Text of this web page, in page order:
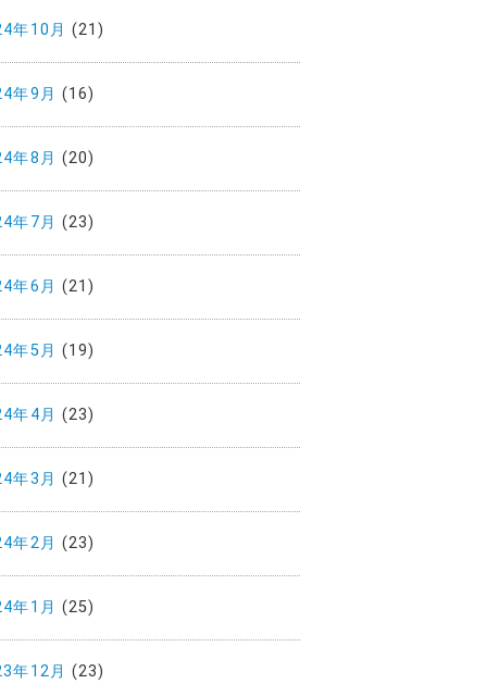
年10月 (21)
年9月 (16)
年8月 (20)
年7月 (23)
年6月 (21)
年5月 (19)
年4月 (23)
年3月 (21)
年2月 (23)
年1月 (25)
年12月 (23)